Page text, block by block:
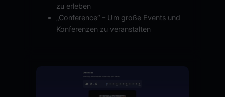
zu erleben
„Conference“ – Um große Events und
Konferenzen zu veranstalten